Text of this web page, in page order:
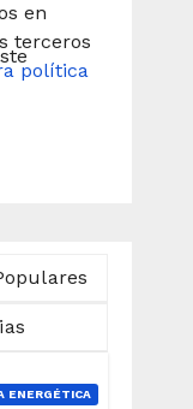
en
terceros
política
ENERGÉTICA